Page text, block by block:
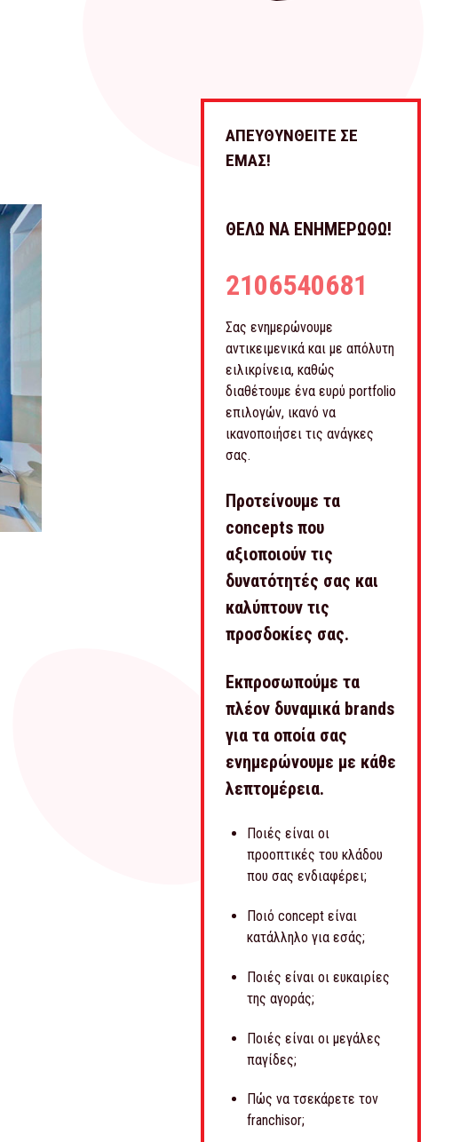
ΑΠΕΥΘΥΝΘΕΙΤΕ ΣΕ
ΕΜΑΣ!
ΘΕΛΩ ΝΑ ΕΝΗΜΕΡΩΘΩ!
2106540681
Σας ενημερώνουμε
αντικειμενικά και με απόλυτη
ειλικρίνεια, καθώς
διαθέτουμε ένα ευρύ portfolio
επιλογών, ικανό να
ικανοποιήσει τις ανάγκες
σας.
Προτείνουμε τα
concepts που
αξιοποιούν τις
δυνατότητές σας και
καλύπτουν τις
προσδοκίες σας.
Εκπροσωπούμε τα
πλέον δυναμικά brands
για τα οποία σας
ενημερώνουμε με κάθε
λεπτομέρεια.
Ποιές είναι οι
προοπτικές του κλάδου
που σας ενδιαφέρει;
Ποιό concept είναι
κατάλληλο για εσάς;
Ποιές είναι οι ευκαιρίες
της αγοράς;
Ποιές είναι οι μεγάλες
παγίδες;
Πώς να τσεκάρετε τον
franchisor;